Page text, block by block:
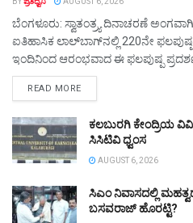
ಬೆಂಗಳೂರು: ಸ್ವಾತಂತ್ರ್ಯ ದಿನಾಚರಣೆ
ಐತಿಹಾಸಿಕ ಲಾಲ್‌ಬಾಗ್‌ನಲ್ಲಿ 220ನೇ
ಇಂದಿನಿಂದ ಆರಂಭವಾದ ಈ ಫಲಪುಷ್ಪ
READ MOREDETAILS
ಕಲಬುರಗಿ ಕೇಂದ್ರಿಯ
ಸಿಸಿಟಿವಿ ಧ್ವಂಸ
AUGUST 6, 2026
ಸಿಎಂ ನಿವಾಸದಲ್ಲಿ ಮಹತ್ವದ
ಬಸವರಾಜ್‌ ಹೊರಟ್ಟಿ?